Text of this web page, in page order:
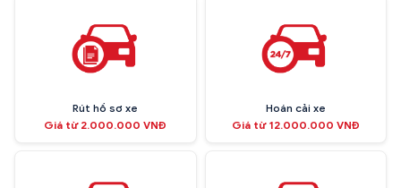
Rút hồ sơ xe
Giá từ 2.000.000 VNĐ
Hoán cải xe
Giá từ 12.000.000 VNĐ